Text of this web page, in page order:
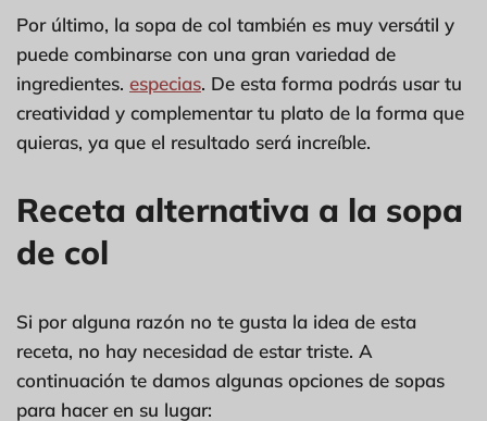
Por último, la sopa de col también es muy versátil y
puede combinarse con una gran variedad de
ingredientes. especias. De esta forma podrás usar tu
creatividad y complementar tu plato de la forma que
quieras, ya que el resultado será increíble.
Receta alternativa a la sopa
de col
Si por alguna razón no te gusta la idea de esta
receta, no hay necesidad de estar triste. A
continuación te damos algunas opciones de sopas
para hacer en su lugar: